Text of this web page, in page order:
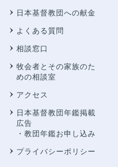
日本基督教団への献金
よくある質問
相談窓口
牧会者とその家族のた
めの相談室
アクセス
日本基督教団年鑑掲載
広告
・教団年鑑お申し込み
プライバシーポリシー